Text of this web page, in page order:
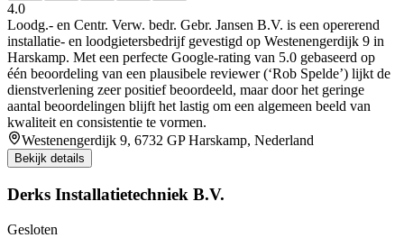
4.0
Loodg.- en Centr. Verw. bedr. Gebr. Jansen B.V. is een opererend
installatie- en loodgietersbedrijf gevestigd op Westenengerdijk 9 in
Harskamp. Met een perfecte Google-rating van 5.0 gebaseerd op
één beoordeling van een plausibele reviewer (‘Rob Spelde’) lijkt de
dienstverlening zeer positief beoordeeld, maar door het geringe
aantal beoordelingen blijft het lastig om een algemeen beeld van
kwaliteit en consistentie te vormen.
Westenengerdijk 9, 6732 GP Harskamp, Nederland
Bekijk details
Derks Installatietechniek B.V.
Gesloten